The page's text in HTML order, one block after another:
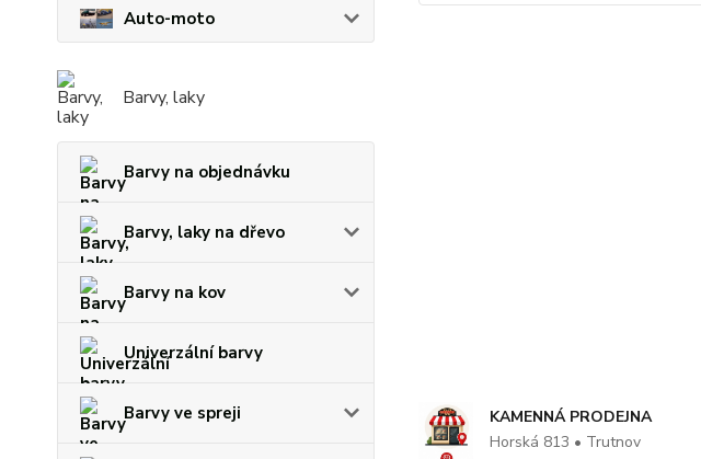
Auto-moto
Barvy, laky
Barvy na objednávku
Barvy, laky na dřevo
Barvy na kov
Univerzální barvy
Barvy ve spreji
KAMENNÁ PRODEJNA
Horská 813 • Trutnov